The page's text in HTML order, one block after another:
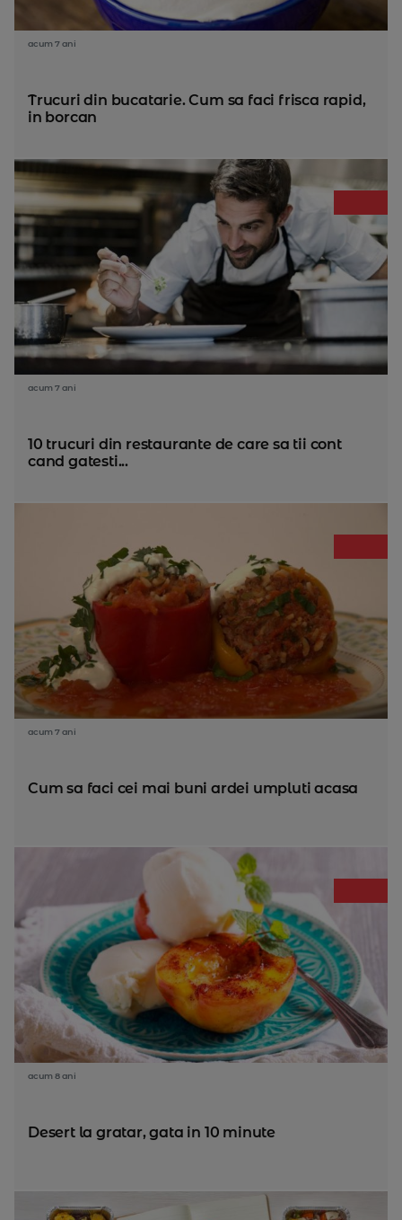
acum 7 ani
Trucuri din bucatarie. Cum sa faci frisca rapid,
in borcan
acum 7 ani
10 trucuri din restaurante de care sa tii cont
cand gatesti...
acum 7 ani
Cum sa faci cei mai buni ardei umpluti acasa
acum 8 ani
Desert la gratar, gata in 10 minute